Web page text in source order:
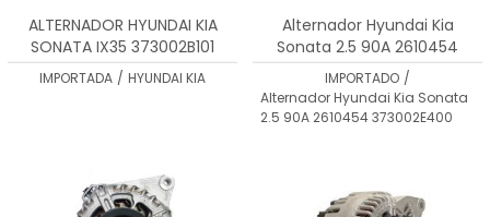
ALTERNADOR HYUNDAI KIA
SONATA IX35 373002B101
IMPORTADA / HYUNDAI KIA
Alternador Hyundai Kia
Sonata 2.5 90A 2610454
373002E400
IMPORTADO /
Alternador Hyundai Kia Sonata
2.5 90A 2610454 373002E400